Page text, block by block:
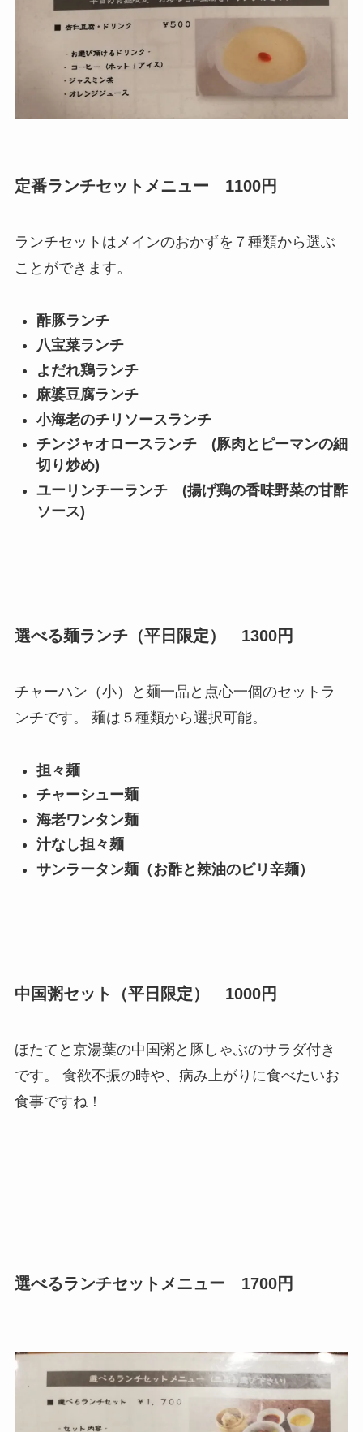
定番ランチセットメニュー 1100円
ランチセットはメインのおかずを７種類から選ぶ
ことができます。
酢豚ランチ
八宝菜ランチ
よだれ鶏ランチ
麻婆豆腐ランチ
小海老のチリソースランチ
チンジャオロースランチ (豚肉とピーマンの細
切り炒め)
ユーリンチーランチ (揚げ鶏の香味野菜の甘酢
ソース)
選べる麺ランチ（平日限定） 1300円
チャーハン（小）と麺一品と点心一個のセットラ
ンチです。 麺は５種類から選択可能。
担々麺
チャーシュー麺
海老ワンタン麺
汁なし担々麺
サンラータン麺（お酢と辣油のピリ辛麺）
中国粥セット（平日限定） 1000円
ほたてと京湯葉の中国粥と豚しゃぶのサラダ付き
です。 食欲不振の時や、病み上がりに食べたいお
食事ですね！
選べるランチセットメニュー 1700円